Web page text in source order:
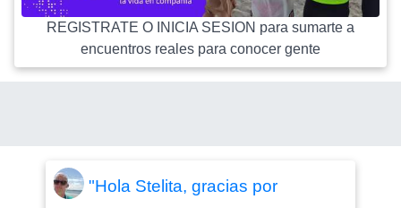
REGISTRATE O INICIA SESION para sumarte a
encuentros reales para conocer gente
"Hola Stelita, gracias por